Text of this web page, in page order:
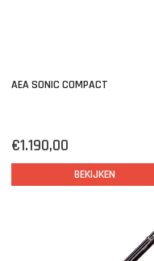
AEA SONIC COMPACT
€1.190,00
BEKIJKEN